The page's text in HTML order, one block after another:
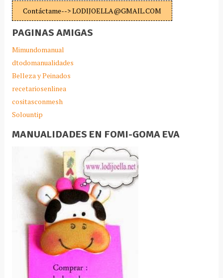
Contáctame--> LODIJOELLA@GMAIL.COM
PAGINAS AMIGAS
Mimundomanual
dtodomanualidades
Belleza y Peinados
recetariosenlinea
cositasconmesh
Solountip
MANUALIDADES EN FOMI-GOMA EVA